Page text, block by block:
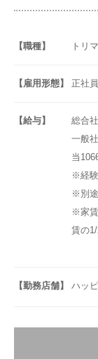
【職種】 トリ
【雇用形態】 正社員
【給与】
総合
一般
当
※経
※別途
※家
賃の
【勤務店舗】 ハッ